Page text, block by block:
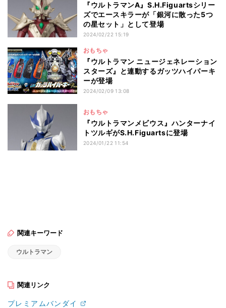
『ウルトラマンA』S.H.Figuartsシリー
ズでエースキラーが「銀河に散った5つ
の星セット」として登場
2024/02/22 15:19
おもちゃ
『ウルトラマン ニュージェネレーション
スターズ』と連動するガッツハイパーキ
ーが登場
2024/02/09 13:08
おもちゃ
『ウルトラマンメビウス』ハンターナイ
トツルギがS.H.Figuartsに登場
2024/01/22 11:54
関連キーワード
ウルトラマン
関連リンク
プレミアムバンダイ